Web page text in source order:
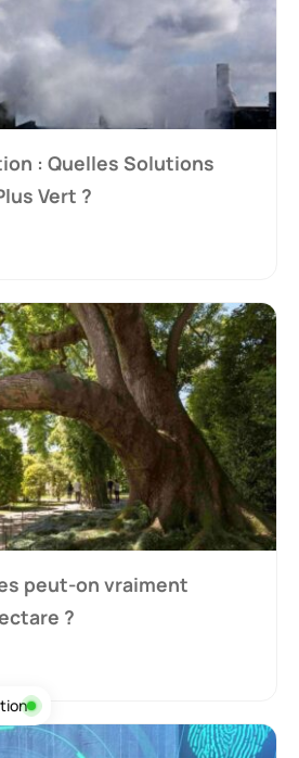
: Quelles Solutions
Vert ?
peut-on vraiment
?